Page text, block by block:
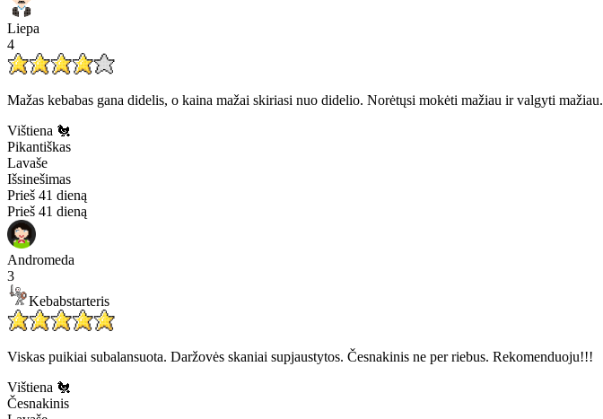
Liepa
4
Mažas kebabas gana didelis, o kaina mažai skiriasi nuo didelio. Norėtųsi mokėti mažiau ir valgyti mažiau.
Vištiena 🐔
Pikantiškas
Lavaše
Išsinešimas
Prieš 41 dieną
Prieš 41 dieną
Andromeda
3
Kebabstarteris
Viskas puikiai subalansuota. Daržovės skaniai supjaustytos. Česnakinis ne per riebus. Rekomenduoju!!!
Vištiena 🐔
Česnakinis